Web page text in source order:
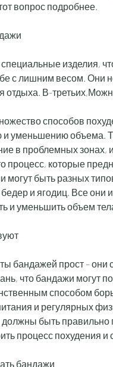
вопрос подробнее.
изделия,
с лишним весом. Они
отдыха. В-
способов
и уменьшению объема.
в проблемных зонах,
процесс, которые
могут быть разных
и ягодиц. Все они
и уменьшить объем
бандажей прост – они
что бандажи могут
способом
и регулярных
должны быть
процесс похудения
бандажи